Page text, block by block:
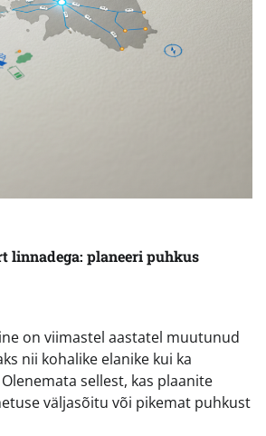
linnadega: planeeri puhkus
on viimastel aastatel muutunud
nii kohalike elanike kui ka
sellest, kas plaanite
väljasõitu või pikemat puhkust